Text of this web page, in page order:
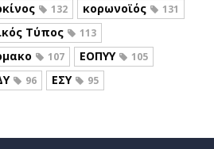
132 κορωνοϊός 131
Τύπος 113
107 ΕΟΠΥΥ 105
96 ΕΣΥ 95